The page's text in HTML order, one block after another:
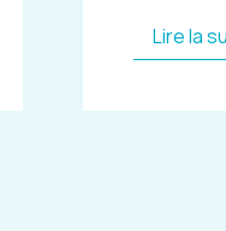
Lire la